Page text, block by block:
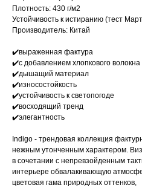
Плотность: 430 г/м2
Устойчивость к истиранию (тест
Производитель: Китай
✔️выраженная фактура
✔️с добавлением хлопкового волокна
✔️дышащий материал
✔️износостойкость
✔️устойчивость к светопогоде
✔️восходящий тренд
✔️элегантность
Indigo - трендовая коллекция
нежным утонченным характером.
в сочетании с непревзойденным
интерьере обвалакивающую
цветовая гама природных оттенков,